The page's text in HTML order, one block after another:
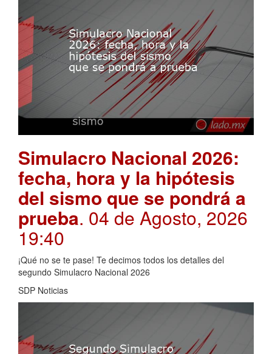
Simulacro Nacional 2026:
fecha, hora y la hipótesis
del sismo que se pondrá a
prueba. 04 de Agosto, 2026
19:40
¡Qué no se te pase! Te decimos todos los detalles del
segundo Simulacro Nacional 2026
SDP Noticias